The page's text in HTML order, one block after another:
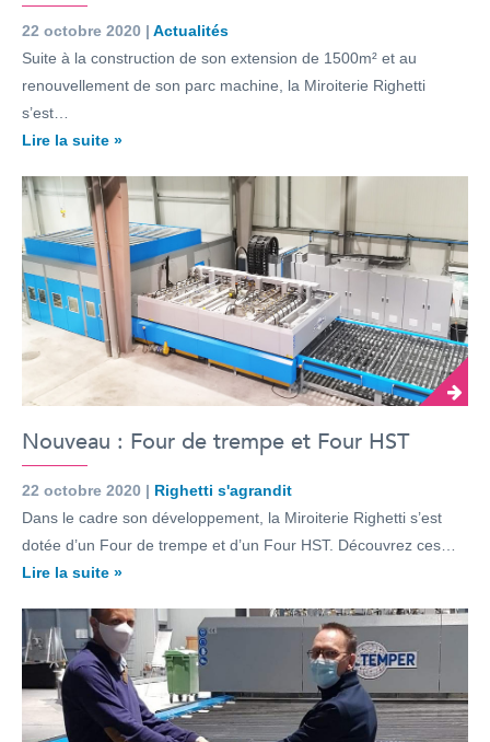
22 octobre 2020 | Actualités
Suite à la construction de son extension de 1500m² et au
renouvellement de son parc machine, la Miroiterie Righetti
s’est…
Lire la suite »
Nouveau : Four de trempe et Four HST
22 octobre 2020 | Righetti s'agrandit
Dans le cadre son développement, la Miroiterie Righetti s’est
dotée d’un Four de trempe et d’un Four HST. Découvrez ces…
Lire la suite »